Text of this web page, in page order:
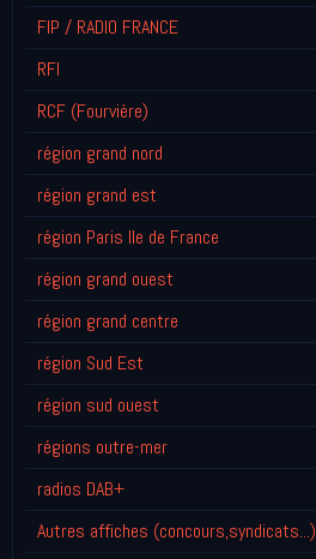
FIP / RADIO FRANCE
RFI
RCF (Fourvière)
région grand nord
région grand est
région Paris Ile de France
région grand ouest
région grand centre
région Sud Est
région sud ouest
régions outre-mer
radios DAB+
Autres affiches (concours,syndicats...)